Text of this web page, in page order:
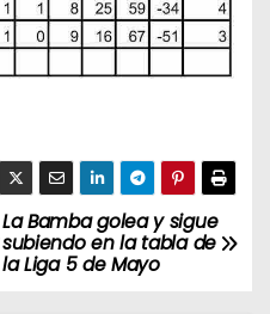
La Bamba golea y sigue
subiendo en la tabla de
la Liga 5 de Mayo